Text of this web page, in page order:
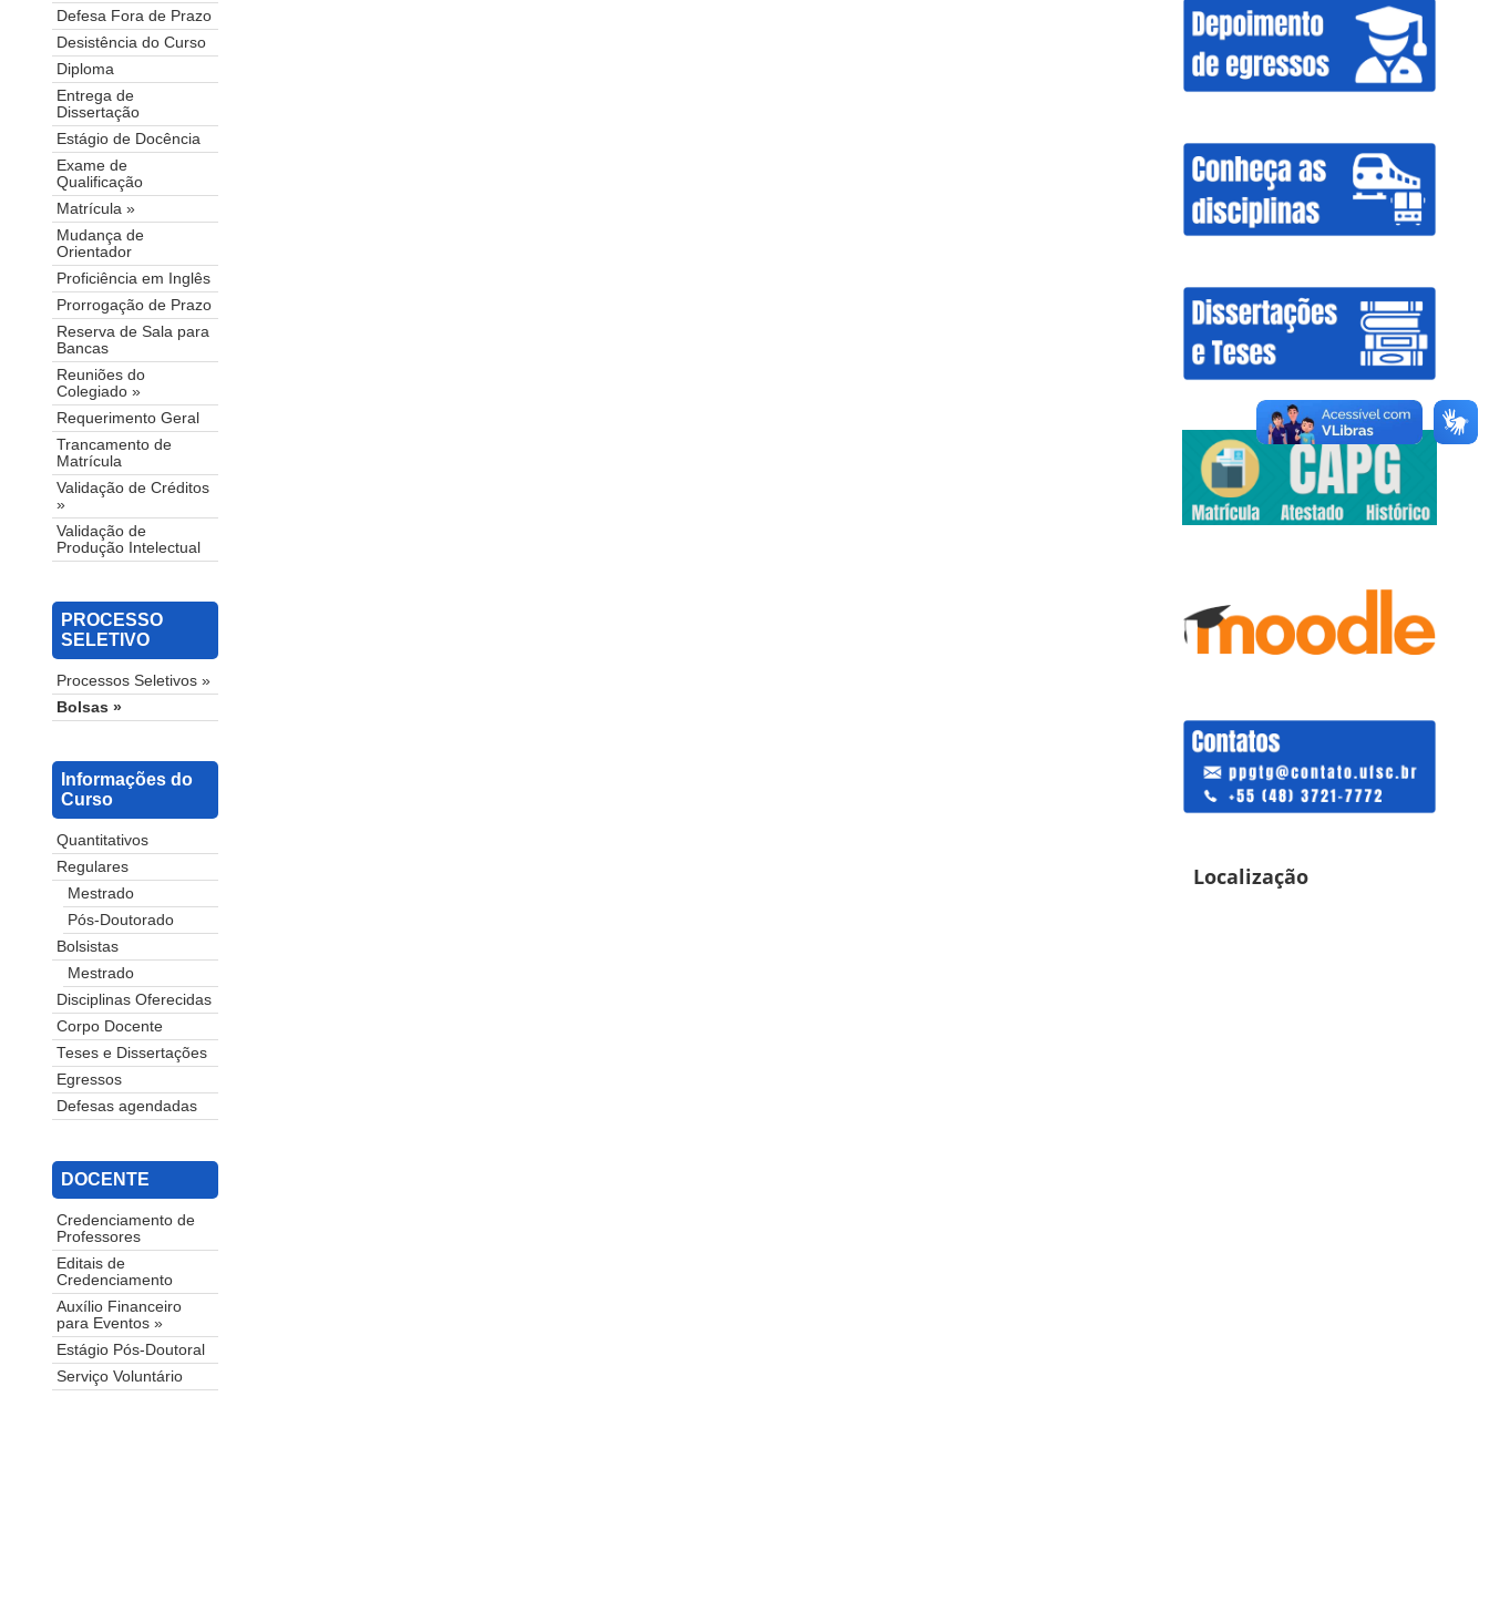
Defesa Fora de Prazo
Desistência do Curso
Diploma
Entrega de
Dissertação
Estágio de Docência
Exame de
Qualificação
Matrícula »
Mudança de
Orientador
Proficiência em Inglês
Prorrogação de Prazo
Reserva de Sala para
Bancas
Reuniões do
Colegiado »
Requerimento Geral
Trancamento de
Matrícula
Validação de Créditos
»
Validação de
Produção Intelectual
PROCESSO
SELETIVO
Processos Seletivos »
Bolsas »
Informações do
Curso
Quantitativos
Regulares
Mestrado
Pós-Doutorado
Bolsistas
Mestrado
Disciplinas Oferecidas
Corpo Docente
Teses e Dissertações
Egressos
Defesas agendadas
DOCENTE
Credenciamento de
Professores
Editais de
Credenciamento
Auxílio Financeiro
para Eventos »
Estágio Pós-Doutoral
Serviço Voluntário
Localização